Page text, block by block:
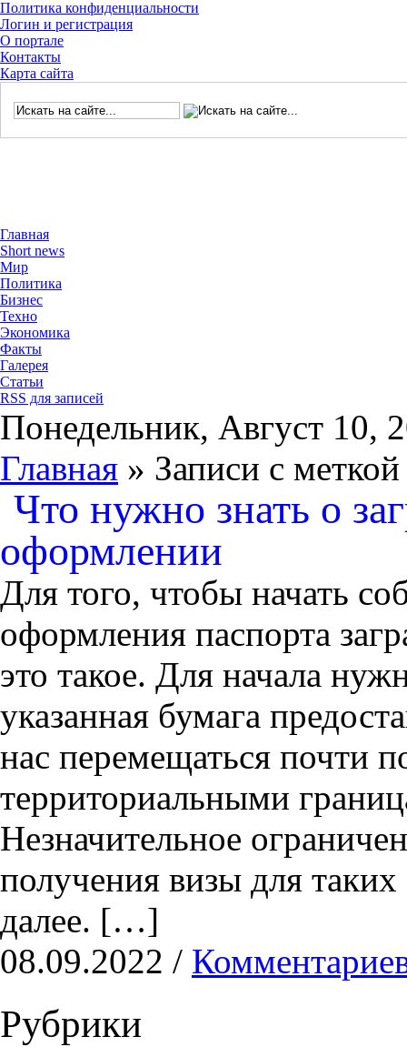
Политика конфиденциальности
Логин и регистрация
О портале
Контакты
Карта сайта
Главная
Short news
Мир
Политика
Бизнес
Техно
Экономика
Факты
Галерея
Статьи
RSS для записей
Понедельник, Август 10,
Главная » Записи с
Что нужно знать о
оформлении
Для того, чтобы начать
оформления паспорта
это такое. Для начала
указанная бумага
нас перемещаться почти
территориальными
Незначительное
получения визы для
далее. […]
08.09.2022 /
Рубрики